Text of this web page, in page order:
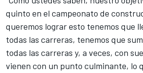
quinto en el campeonato de
queremos lograr esto tenemos que
todas las carreras, tenemos que
todas las carreras y, a veces, con
vienen con un punto culminante, lo